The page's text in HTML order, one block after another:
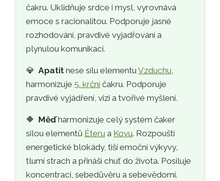
čakru. Uklidňuje srdce i mysl, vyrovnává
emoce s racionalitou. Podporuje jasné
rozhodování, pravdivé vyjadřování a
plynulou komunikaci.
💎Apatit nese sílu elementuVzduchu,
harmonizuje 5. krční čakru. Podporuje
pravdivé vyjádření, vizi a tvořivé myšlení.
🔶 Měďharmonizuje celý systém čaker
silou elementů Éteru a Kovu. Rozpouští
energetické blokády, tiší emoční výkyvy,
tlumí strach a přináší chuť do života. Posiluje
koncentraci, sebedůvěru a sebevědomí.